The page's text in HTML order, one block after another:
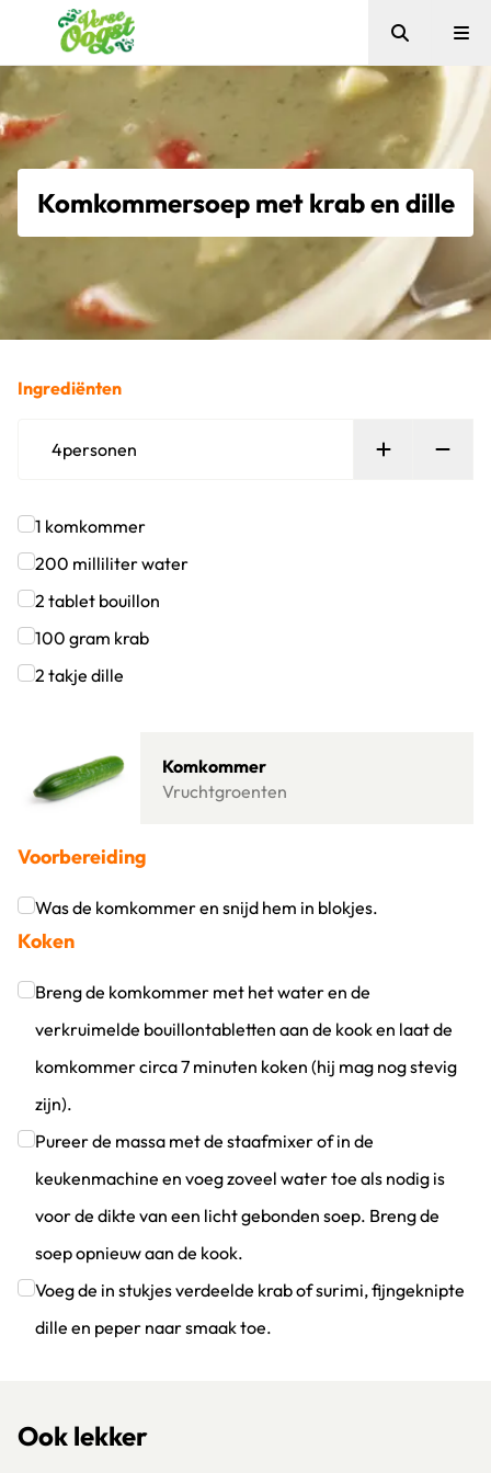
Verse Oogst
Zoeken
Komkommersoep met krab en dille
Ingrediënten
4personen Persoon
1 komkommer
Klik om dit selectievakje aan te vinken
200 milliliterwater
Klik om dit selectievakje aan te vinken
2 tablet bouillon
Klik om dit selectievakje aan te vinken
100 gram krab
Klik om dit selectievakje aan te vinken
2 takje dille
Komkommer
Vruchtgroenten
Voorbereiding
Was de komkommer en snijd hem in blokjes.
Klik om dit selectievakje aan te vinken
Koken
Breng de komkommer met het water en de
verkruimelde bouillontabletten aan de kook en laat de
komkommer circa 7 minuten koken (hij mag nog stevig
zijn).
Klik om dit selectievakje aan te vinken
Pureer de massa met de staafmixer of in de
keukenmachine en voeg zoveel water toe als nodig is
voor de dikte van een licht gebonden soep. Breng de
soep opnieuw aan de kook.
Klik om dit selectievakje aan te vinken
Voeg de in stukjes verdeelde krab of surimi, fijngeknipte
dille en peper naar smaak toe.
Ook lekker